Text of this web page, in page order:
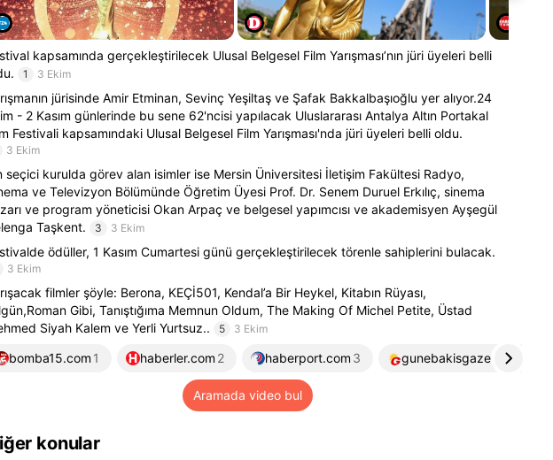
kapsamında gerçekleştirilecek Ulusal Belgesel Film Yarışması’nın jüri üyeleri belli
1 3 Ekim
jürisinde Amir Etminan, Sevinç Yeşiltaş ve Şafak Bakkalbaşıoğlu yer alıyor.24
- 2 Kasım günlerinde bu sene 62'ncisi yapılacak Uluslararası Antalya Altın Portakal
Festivali kapsamındaki Ulusal Belgesel Film Yarışması'nda jüri üyeleri belli oldu.
3 Ekim
seçici kurulda görev alan isimler ise Mersin Üniversitesi İletişim Fakültesi Radyo,
ve Televizyon Bölümünde Öğretim Üyesi Prof. Dr. Senem Duruel Erkılıç, sinema
ve program yöneticisi Okan Arpaç ve belgesel yapımcısı ve akademisyen Ayşegül
Taşkent.
3 3 Ekim
ödüller, 1 Kasım Cumartesi günü gerçekleştirilecek törenle sahiplerini bulacak.
3 Ekim
filmler şöyle: Berona, KEÇİ501, Kendal’a Bir Heykel, Kitabın Rüyası,
Gibi, Tanıştığıma Memnun Oldum, The Making Of Michel Petite, Üstad
Siyah Kalem ve Yerli Yurtsuz..
5 3 Ekim
bomba15.com 1 haberler.com 2 haberport.com 3 gunebakisgazetesi.com
Aramada video bul
konular